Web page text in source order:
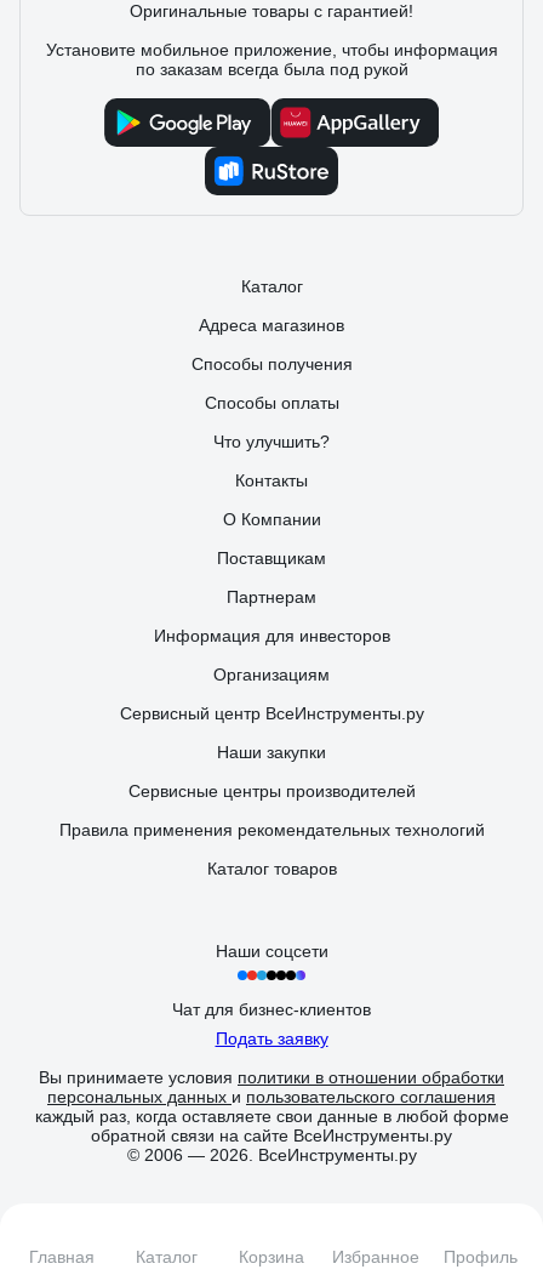
Главная Каталог Корзина Избранное Профиль
Оригинальные товары с гарантией!
Установите мобильное приложение, чтобы информация
по заказам всегда была под рукой
Каталог
Адреса магазинов
Способы получения
Способы оплаты
Что улучшить?
Контакты
О Компании
Поставщикам
Партнерам
Информация для инвесторов
Организациям
Сервисный центр ВсеИнструменты.ру
Наши закупки
Сервисные центры производителей
Правила применения рекомендательных технологий
Каталог товаров
Наши соцсети
Чат для бизнес-клиентов
Подать заявку
Вы принимаете условия политики в отношении обработки
персональных данных и пользовательского соглашения
каждый раз, когда оставляете свои данные в любой форме
обратной связи на сайте ВсеИнструменты.ру
© 2006 — 2026. ВсеИнструменты.ру